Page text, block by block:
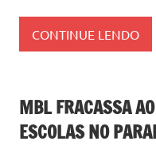
CONTINUE LENDO
MBL FRACASSA
ESCOLAS NO